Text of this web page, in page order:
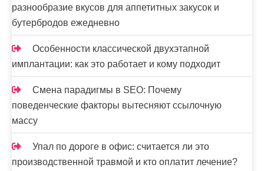
разнообразие вкусов для аппетитных закусок и
бутербродов ежедневно
Особенности классической двухэтапной
имплантации: как это работает и кому подходит
Смена парадигмы в SEO: Почему
поведенческие факторы вытесняют ссылочную
массу
Упал по дороге в офис: считается ли это
производственной травмой и кто оплатит лечение?